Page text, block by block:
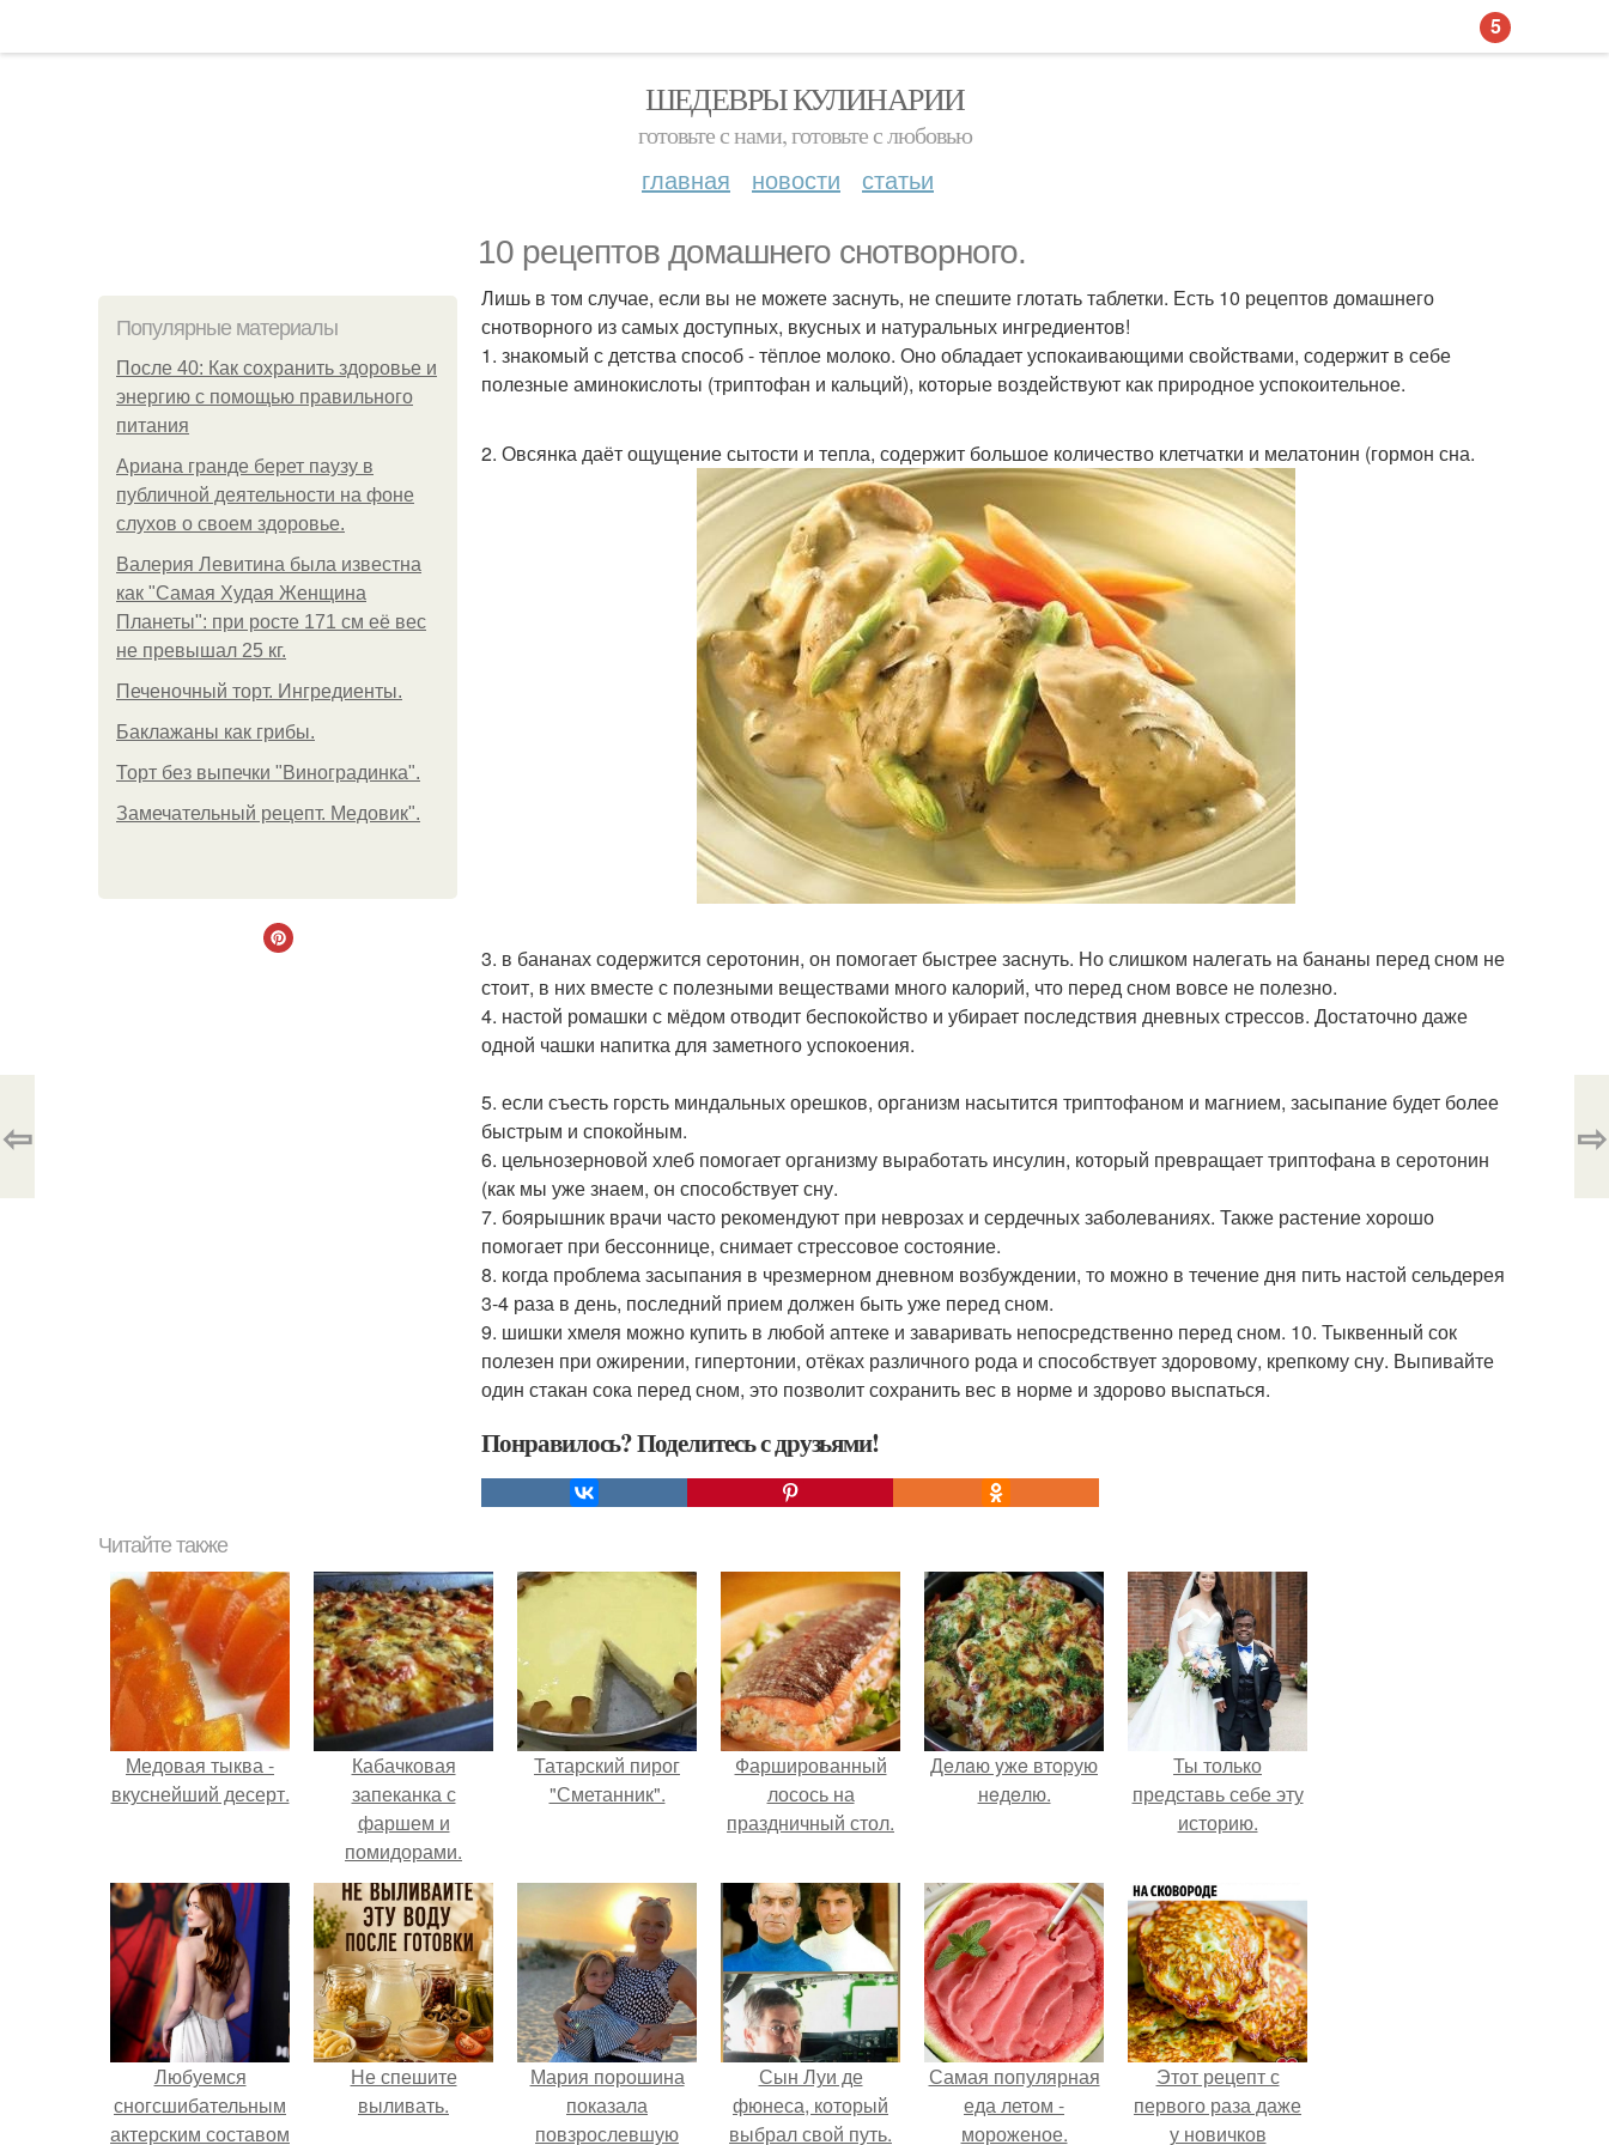
ШЕДЕВРЫ КУЛИНАРИИ
готовьте с нами, готовьте с любовью
главная новости статьи
10 рецептов домашнего снотворного.
Популярные материалы
После 40: Как сохранить здоровье и
энергию с помощью правильного
питания
Ариана гранде берет паузу в
публичной деятельности на фоне
слухов о своем здоровье.
Валерия Левитина была известна
как "Самая Худая Женщина
Планеты": при росте 171 см её вес
не превышал 25 кг.
Печеночный торт. Ингредиенты.
Баклажаны как грибы.
Торт без выпечки "Виноградинка".
Замечательный рецепт. Медовик".
Лишь в том случае, если вы не можете заснуть, не спешите глотать таблетки. Есть 10 рецептов домашнего
снотворного из самых доступных, вкусных и натуральных ингредиентов!
1. знакомый с детства способ - тёплое молоко. Оно обладает успокаивающими свойствами, содержит в себе
полезные аминокислоты (триптофан и кальций), которые воздействуют как природное успокоительное.
2. Овсянка даёт ощущение сытости и тепла, содержит большое количество клетчатки и мелатонин (гормон сна.
3. в бананах содержится серотонин, он помогает быстрее заснуть. Но слишком налегать на бананы перед сном не
стоит, в них вместе с полезными веществами много калорий, что перед сном вовсе не полезно.
4. настой ромашки с мёдом отводит беспокойство и убирает последствия дневных стрессов. Достаточно даже
одной чашки напитка для заметного успокоения.
5. если съесть горсть миндальных орешков, организм насытится триптофаном и магнием, засыпание будет более
быстрым и спокойным.
6. цельнозерновой хлеб помогает организму выработать инсулин, который превращает триптофана в серотонин
(как мы уже знаем, он способствует сну.
7. боярышник врачи часто рекомендуют при неврозах и сердечных заболеваниях. Также растение хорошо
помогает при бессоннице, снимает стрессовое состояние.
8. когда проблема засыпания в чрезмерном дневном возбуждении, то можно в течение дня пить настой сельдерея
3-4 раза в день, последний прием должен быть уже перед сном.
9. шишки хмеля можно купить в любой аптеке и заваривать непосредственно перед сном. 10. Тыквенный сок
полезен при ожирении, гипертонии, отёках различного рода и способствует здоровому, крепкому сну. Выпивайте
один стакан сока перед сном, это позволит сохранить вес в норме и здорово выспаться.
Понравилось? Поделитесь с друзьями!
⇦ ⇨
Читайте также
Медовая тыква -
вкуснейший десерт.
Кабачковая
запеканка с
фаршем и
помидорами.
Татарский пирог
"Сметанник".
Фаршированный
лосось на
праздничный стол.
Дeлaю yжe втopую
нeдeлю.
Ты только
представь себе эту
историю.
Любуемся
сногсшибательным
актерским составом
Не спешите
выливать.
Мария порошина
показала
повзрослевшую
Сын Луи де
фюнеса, который
выбрал свой путь.
Самая популярная
еда летом -
мороженое.
Этот рецепт с
первого раза даже
у новичков
5